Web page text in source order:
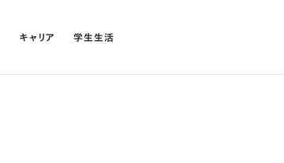
キャリア 学生生活